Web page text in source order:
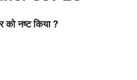
को नष्ट किया ?